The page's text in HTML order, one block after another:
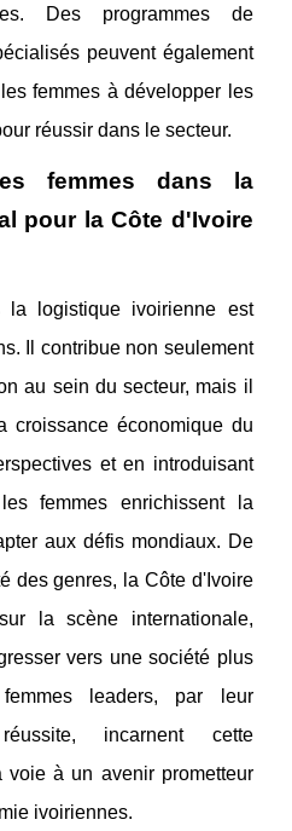
Des programmes de
peuvent également
femmes à développer les
réussir dans le secteur.
femmes dans la
pour la Côte d'Ivoire
la logistique ivoirienne est
Il contribue non seulement
au sein du secteur, mais il
croissance économique du
et en introduisant
femmes enrichissent la
aux défis mondiaux. De
des genres, la Côte d'Ivoire
la scène internationale,
vers une société plus
leaders, par leur
incarnent cette
voie à un avenir prometteur
ivoiriennes.